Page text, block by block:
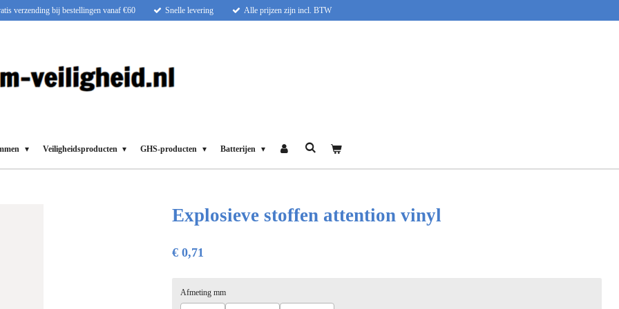
verzending bij bestellingen vanaf €60 Snelle levering Alle prijzen zijn incl. BTW
Veiligheidsproducten GHS-producten Batterijen
Explosieve stoffen attention vinyl
€ 0,71
Afmeting mm